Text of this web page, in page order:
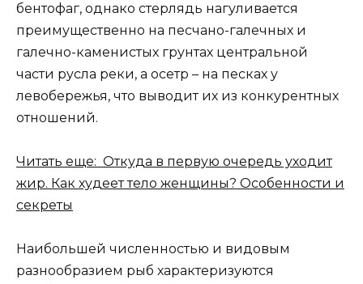
бентофаг, однако стерлядь нагуливается
преимущественно на песчано-галечных и
галечно-каменистых грунтах центральной
части русла реки, а осетр – на песках у
левобережья, что выводит их из конкурентных
отношений.
Читать еще: Откуда в первую очередь уходит
жир. Как худеет тело женщины? Особенности и
секреты
Наибольшей численностью и видовым
разнообразием рыб характеризуются